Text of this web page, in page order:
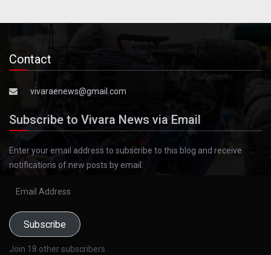
Contact
vivaraenews@gmail.com
Subscribe to Vivara News via Email
Enter your email address to subscribe to this blog and receive
notifications of new posts by email.
Subscribe
Join 18 other subscribers